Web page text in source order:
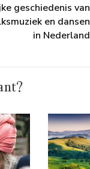
geschiedenis van
en dansen
in Nederland